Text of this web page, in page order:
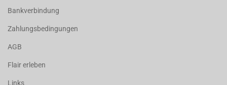
Bankverbindung
Zahlungsbedingungen
AGB
Flair erleben
Links